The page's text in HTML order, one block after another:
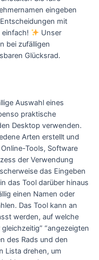
eingeben
mit
einfach!
Unser
bei zufälligen
Glücksrad.
Auswahl eines
praktische
Desktop verwenden.
Arten erstellt und
Tools, Software
der Verwendung
das Eingeben
das Tool darüber hinaus
einen Namen oder
Das Tool kann an
werden, auf welche
“angezeigten
des Rads und den
Lista drehen, um